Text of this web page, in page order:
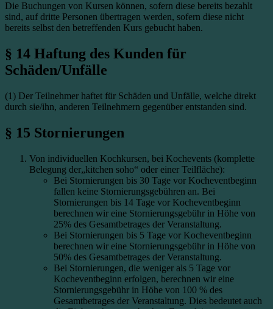
Die Buchungen von Kursen können, sofern diese bereits bezahlt
sind, auf dritte Personen übertragen werden, sofern diese nicht
bereits selbst den betreffenden Kurs gebucht haben.
§ 14 Haftung des Kunden für
Schäden/Unfälle
(1) Der Teilnehmer haftet für Schäden und Unfälle, welche direkt
durch sie/ihn, anderen Teilnehmern gegenüber entstanden sind.
§ 15 Stornierungen
Von individuellen Kochkursen, bei Kochevents (komplette
Belegung der„kitchen soho“ oder einer Teilfläche):
Bei Stornierungen bis 30 Tage vor Kocheventbeginn
fallen keine Stornierungsgebühren an. Bei
Stornierungen bis 14 Tage vor Kocheventbeginn
berechnen wir eine Stornierungsgebühr in Höhe von
25% des Gesamtbetrages der Veranstaltung.
Bei Stornierungen bis 5 Tage vor Kocheventbeginn
berechnen wir eine Stornierungsgebühr in Höhe von
50% des Gesamtbetrages der Veranstaltung.
Bei Stornierungen, die weniger als 5 Tage vor
Kocheventbeginn erfolgen, berechnen wir eine
Stornierungsgebühr in Höhe von 100 % des
Gesamtbetrages der Veranstaltung. Dies bedeutet auch